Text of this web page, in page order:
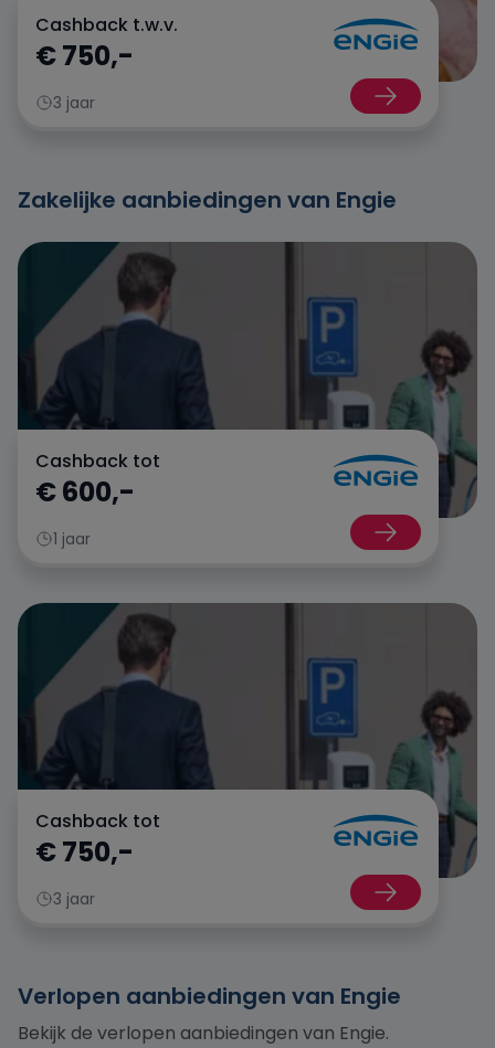
Oxxio
Powerpeers
Tibber
UnitedConsumers
Vandebron
Vattenfall
Cashback t.w.v.
€ 750,-
3 jaar
Zakelijke aanbiedingen van Engie
Cashback tot
€ 600,-
1 jaar
Cashback tot
€ 750,-
3 jaar
Verlopen aanbiedingen van Engie
Bekijk de verlopen aanbiedingen van Engie.